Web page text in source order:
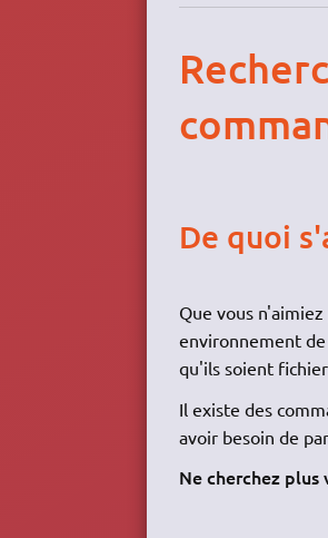
De quoi
Que vous
environnement
qu'ils soient
Il existe des
avoir besoin de
Ne cherchez